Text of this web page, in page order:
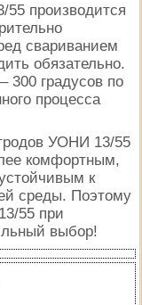
производится
свариванием
обязательно.
300 градусов по
процесса
УОНИ 13/55
комфортным,
к
среды. Поэтому
55 при
выбор!